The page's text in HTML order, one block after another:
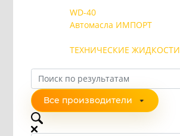
WD-40
Автомасла ИМПОРТ
ТЕХНИЧЕСКИЕ ЖИДКОСТИ
Все производители